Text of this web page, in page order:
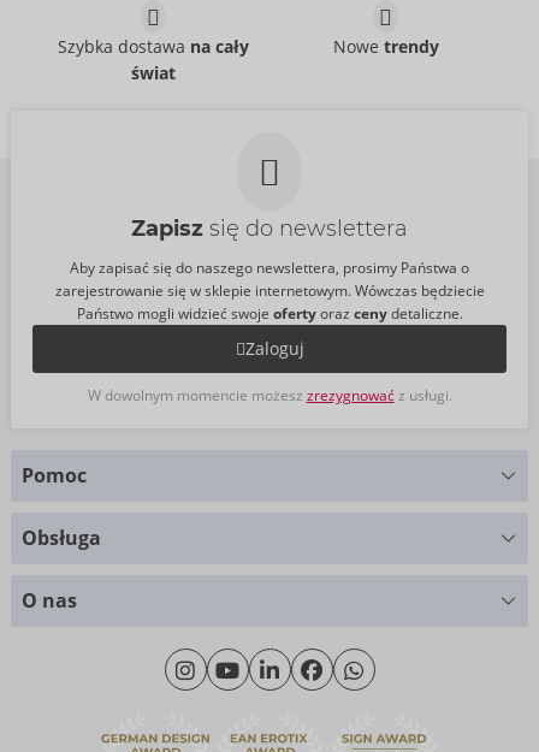
54088570000
Cena sugerowana:99,00 € Cena sugerowana:
Szybka dostawa na cały
świat
Nowe trendy
Zapisz się do newslettera
Aby zapisać się do naszego newslettera, prosimy Państwa o
zarejestrowanie się w sklepie internetowym. Wówczas będziecie
Państwo mogli widzieć swoje ofertyoraz cenydetaliczne.
Zaloguj
W dowolnym momencie możesz zrezygnowaćz usługi.
Pomoc
Poniedziałek - Czwartek: 09.00 - 16.00
Piątek: 09.00 - 15.00
Kontakt
Obsługa
O nas
O nas
Zrównoważony rozwój
eroFame